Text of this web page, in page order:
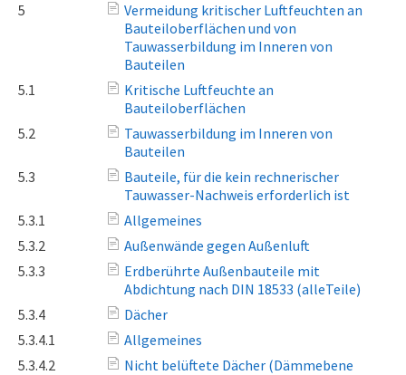
5
Vermeidung kritischer Luftfeuchten an
Bauteiloberflächen und von
Tauwasserbildung im Inneren von
Bauteilen
5.1
Kritische Luftfeuchte an
Bauteiloberflächen
5.2
Tauwasserbildung im Inneren von
Bauteilen
5.3
Bauteile, für die kein rechnerischer
Tauwasser-Nachweis erforderlich ist
5.3.1
Allgemeines
5.3.2
Außenwände gegen Außenluft
5.3.3
Erdberührte Außenbauteile mit
Abdichtung nach DIN 18533 (alleTeile)
5.3.4
Dächer
5.3.4.1
Allgemeines
5.3.4.2
Nicht belüftete Dächer (Dämmebene